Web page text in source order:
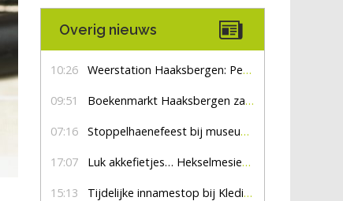
Overig nieuws
10:26 Weerstation Haaksbergen: Perioden met zon en droog
09:51 Boekenmarkt Haaksbergen zaterdag 8 augustus, marktplein Haaksbergen
07:16 Stoppelhaenefeest bij museum De Lebbenbrugge
17:07 Luk akkefietjes… HekselmesienHarry
15:13 Tijdelijke innamestop bij Kledingbank Stefania